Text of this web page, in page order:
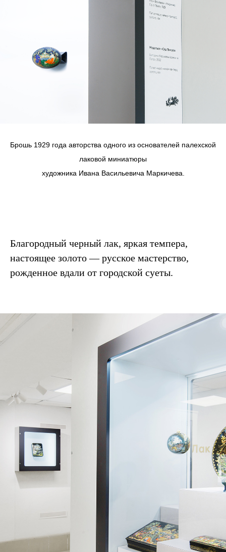
Брошь 1929 года авторства одного из основателей палехской
лаковой миниатюры
художника Ивана Васильевича Маркичева.
Благородный черный лак, яркая темпера,
настоящее золото — русское мастерство,
рожденное вдали от городской суеты.